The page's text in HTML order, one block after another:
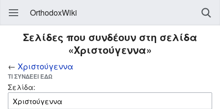
OrthodoxWiki
Σελίδες που συνδέουν στη σελίδα
«Χριστούγεννα»
← Χριστούγεννα
ΤΙ ΣΥΝΔΈΕΙ ΕΔΏ
Σελίδα: